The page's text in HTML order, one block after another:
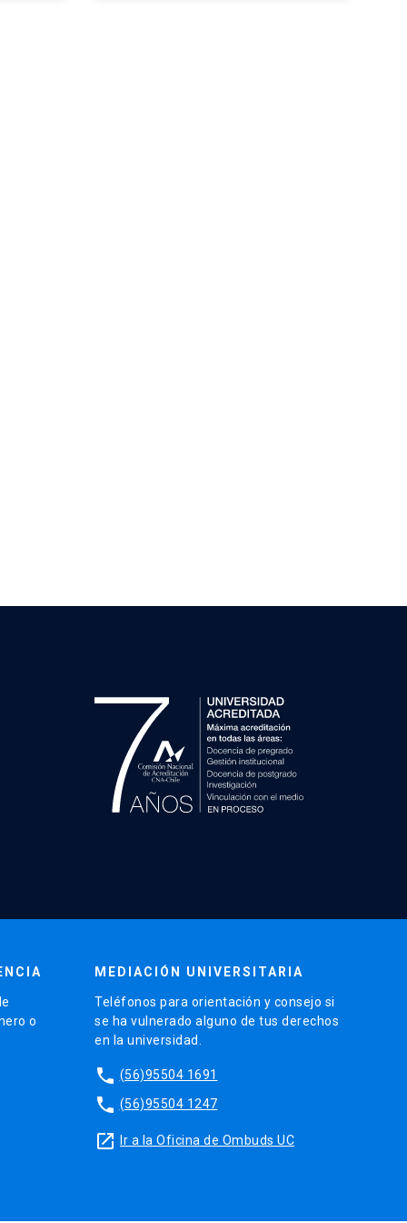
o
MEDIACIÓN UNIVERSITARIA
Teléfonos para orientación y consejo si
se ha vulnerado alguno de tus derechos
en la universidad.
phone (56)95504 1691
phone (56)95504 1247
launch Ir a la Oficina de Ombuds UC